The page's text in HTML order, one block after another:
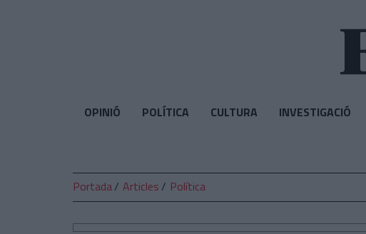
OPINIÓ POLÍTICA CULTURA INVESTIGACIÓ
Portada Articles Política